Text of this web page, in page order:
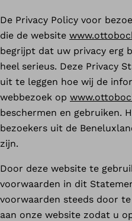
De Privacy Policy voor
die de website
begrijpt dat uw privacy erg
heel serieus. Deze Privacy
uit te leggen hoe wij de
webbezoek op
beschermen en gebruiken.
bezoekers uit de
zijn.
Door deze website te
voorwaarden in dit
voorwaarden steeds door
aan onze website zodat u